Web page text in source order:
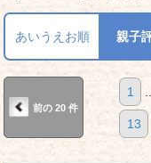
あいうえお順 親子
前の 20 件
1
13